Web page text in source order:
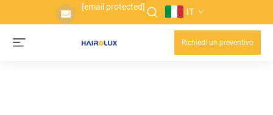
[email protected] IT
Richiedi un preventivo